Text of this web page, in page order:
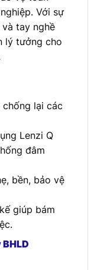
Với sự
tay nghề
lý tưởng cho
chống lại các
Lenzi Q
đâm
bền, bảo vệ
giúp bám